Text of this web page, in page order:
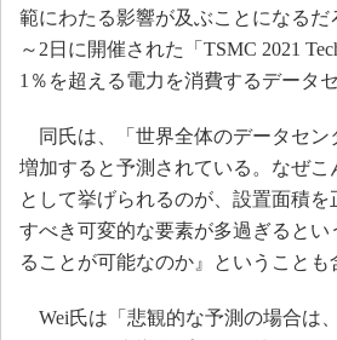
「英語に
ための新
範にわたる影響が及ぶことになるだ
～2日に開催された「TSMC 2021
1％を超える電力を消費するデータ
同氏は、「世界全体のデータセン
増加すると予測されている。なぜ
として挙げられるのが、設置面積
すべき可変的な要素が多過ぎると
ることが可能なのか』ということも
Wei氏は「悲観的な予測の場合は